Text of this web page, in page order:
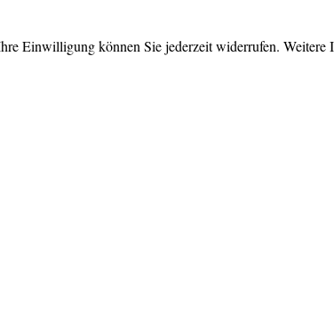
Einwilligung können Sie jederzeit widerrufen. Weitere